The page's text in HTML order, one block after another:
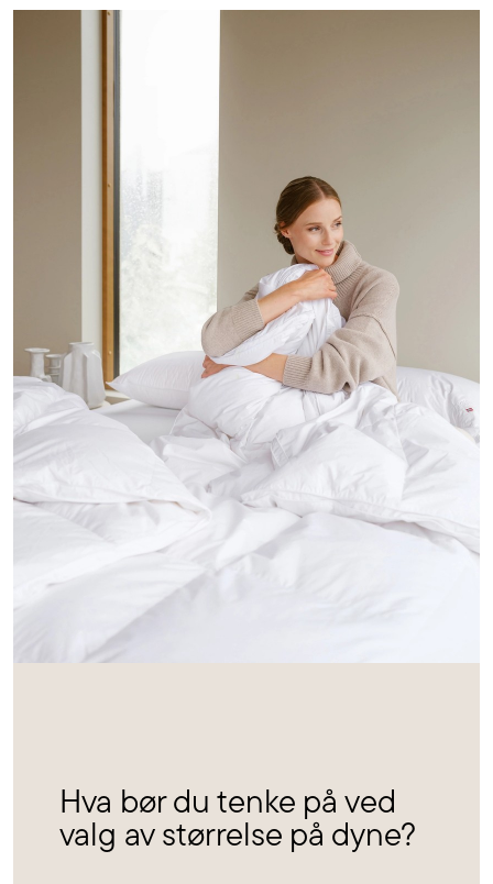
Hva bør du tenke på ved
valg av størrelse på dyne?